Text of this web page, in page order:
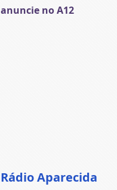
anuncie no A12
Rádio Aparecida